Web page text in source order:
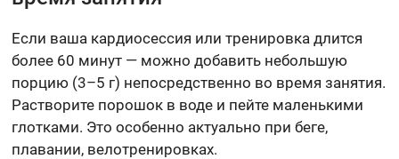
Если ваша кардиосессия или тренировка длится
более 60 минут — можно добавить небольшую
порцию (3–5 г) непосредственно во время занятия.
Растворите порошок в воде и пейте маленькими
глотками. Это особенно актуально при беге,
плавании, велотренировках.